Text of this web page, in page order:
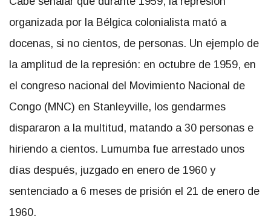
organizada por la Bélgica colonialista mató a
docenas, si no cientos, de personas. Un ejemplo de
la amplitud de la represión: en octubre de 1959, en
el congreso nacional del Movimiento Nacional de
Congo (MNC) en Stanleyville, los gendarmes
dispararon a la multitud, matando a 30 personas e
hiriendo a cientos. Lumumba fue arrestado unos
días después, juzgado en enero de 1960 y
sentenciado a 6 meses de prisión el 21 de enero de
1960.